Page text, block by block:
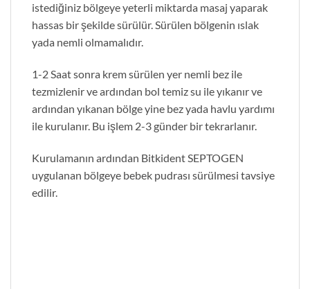
istediğiniz bölgeye yeterli miktarda masaj yaparak
hassas bir şekilde sürülür. Sürülen bölgenin ıslak
yada nemli olmamalıdır.
1-2 Saat sonra krem sürülen yer nemli bez ile
tezmizlenir ve ardından bol temiz su ile yıkanır ve
ardından yıkanan bölge yine bez yada havlu yardımı
ile kurulanır. Bu işlem 2-3 günder bir tekrarlanır.
Kurulamanın ardından Bitkident SEPTOGEN
uygulanan bölgeye bebek pudrası sürülmesi tavsiye
edilir.